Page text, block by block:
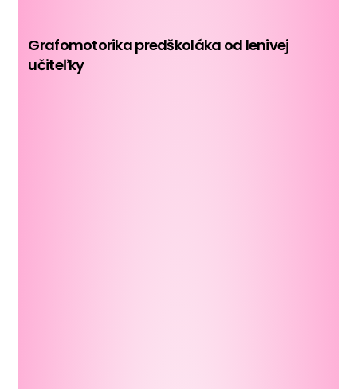
Grafomotorika predškoláka od lenivej
učiteľky